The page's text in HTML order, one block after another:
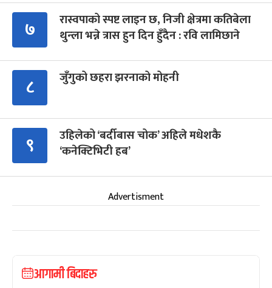
७
रास्वपाको स्पष्ट लाइन छ, निजी क्षेत्रमा कतिबेला
थुन्ला भन्ने त्रास हुन दिन हुँदैन : रवि लामिछाने
८ जुँगुको छहरा झरनाको मोहनी
९
उहिलेको ‘बर्दीबास चोक’ अहिले मधेशकै
‘कनेक्टिभिटी हब’
Advertisment
आगामी बिदाहरु